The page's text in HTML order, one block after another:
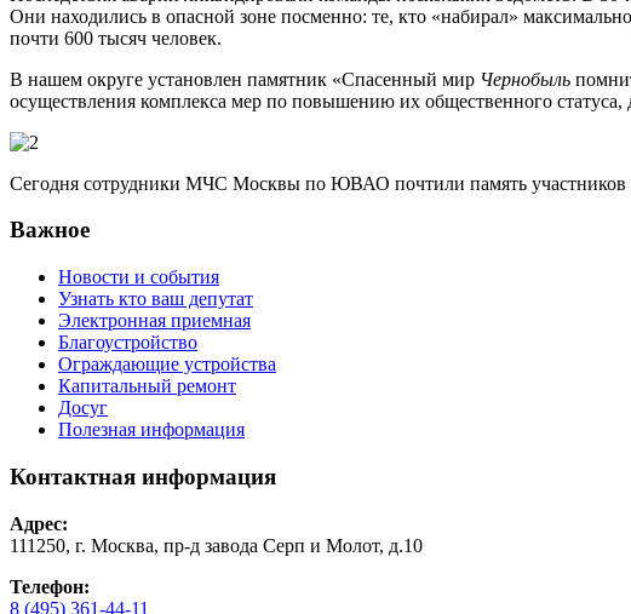
Они находились в опасной зоне посменно: те, кто «набирал»
почти 600 тысяч человек.
В нашем округе установлен памятник «Спасенный мир Чернобыль
осуществления комплекса мер по повышению их общественного
Сегодня сотрудники МЧС Москвы по ЮВАО почтили память
Важное
Новости и события
Узнать кто ваш депутат
Электронная приемная
Благоустройство
Ограждающие устройства
Капитальный ремонт
Досуг
Полезная информация
Контактная информация
Адрес:
111250, г. Москва, пр-д завода Серп и Молот, д.10
Телефон:
8 (495) 361-44-11